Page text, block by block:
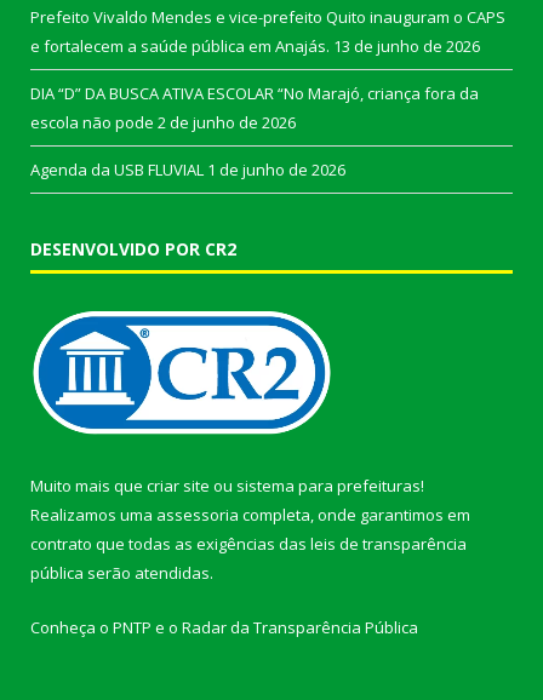
Prefeito Vivaldo Mendes e vice-prefeito Quito inauguram o CAPS
e fortalecem a saúde pública em Anajás. 13 de junho de 2026
DIA “D” DA BUSCA ATIVA ESCOLAR “No Marajó, criança fora da
escola não pode 2 de junho de 2026
Agenda da USB FLUVIAL 1 de junho de 2026
DESENVOLVIDO POR CR2
Muito mais que criar site ou sistema para prefeituras!
Realizamos uma assessoria completa, onde garantimos em
contrato que todas as exigências das leis de transparência
pública serão atendidas.
Conheça o PNTP e o Radar da Transparência Pública